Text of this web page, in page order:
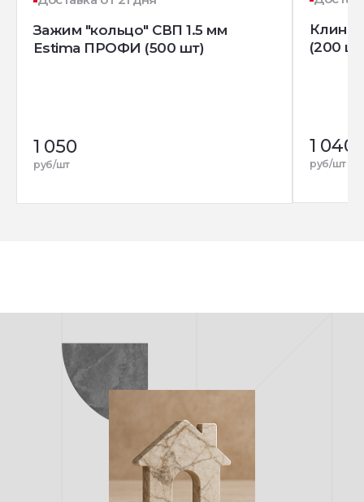
Зажим "кольцо" СВП 1.5 мм
Estima ПРОФИ (500 шт)
1 050
руб/шт
Клин
(200
1 040
руб/шт